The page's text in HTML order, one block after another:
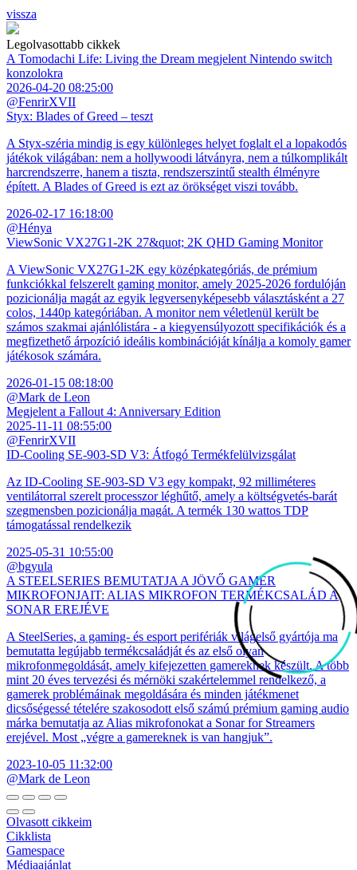
vissza
Legolvasottabb cikkek
A Tomodachi Life: Living the Dream megjelent Nintendo switch
konzolokra
2026-04-20 08:25:00
@FenrirXVII
Styx: Blades of Greed – teszt
A Styx-széria mindig is egy különleges helyet foglalt el a lopakodós
játékok világában: nem a hollywoodi látványra, nem a túlkomplikált
harcrendszerre, hanem a tiszta, rendszerszintű stealth élményre
épített. A Blades of Greed is ezt az örökséget viszi tovább.
2026-02-17 16:18:00
@Hénya
ViewSonic VX27G1-2K 27&quot; 2K QHD Gaming Monitor
A ViewSonic VX27G1-2K egy középkategóriás, de prémium
funkciókkal felszerelt gaming monitor, amely 2025-2026 fordulóján
pozicionálja magát az egyik legversenyképesebb választásként a 27
colos, 1440p kategóriában. A monitor nem véletlenül került be
számos szakmai ajánlólistára - a kiegyensúlyozott specifikációk és a
megfizethető árpozíció ideális kombinációját kínálja a komoly gamer
játékosok számára.
2026-01-15 08:18:00
@Mark de Leon
Megjelent a Fallout 4: Anniversary Edition
2025-11-11 08:55:00
@FenrirXVII
ID-Cooling SE-903-SD V3: Átfogó Termékfelülvizsgálat
Az ID-Cooling SE-903-SD V3 egy kompakt, 92 milliméteres
ventilátorral szerelt processzor léghűtő, amely a költségvetés-barát
szegmensben pozicionálja magát. A termék 130 wattos TDP
támogatással rendelkezik
2025-05-31 10:55:00
@bgyula
A STEELSERIES BEMUTATJA A JÖVŐ GAMER
MIKROFONJAIT: ALIAS MIKROFON TERMÉKCSALÁD A
SONAR EREJÉVE
A SteelSeries, a gaming- és esport perifériák világelső gyártója ma
bemutatta legújabb termékcsaládját és az első olyan
mikrofonmegoldását, amely kifejezetten gamereknek készült. A több
mint 20 éves tervezési és mérnöki szakértelemmel rendelkező, a
gamerek problémáinak megoldására és minden játékmenet
dicsőségessé tételére szakosodott első számú prémium gaming audio
márka bemutatja az Alias mikrofonokat a Sonar for Streamers
erejével. Most „végre a gamereknek is van hangjuk”.
2023-10-05 11:32:00
@Mark de Leon
Olvasott cikkeim
Cikklista
Gamespace
Médiaajánlat